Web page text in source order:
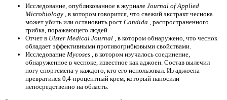
Исследование, опубликованное в журнале Journal of Applied
Microbiology , в котором говорится, что свежий экстракт чеснока
может убить или остановить рост Candida , распространенного
грибка, поражающего людей.
Отчет в Ulster Medical Journal , в котором обнаружено, что чеснок
обладает эффективными противогрибковыми свойствами.
Исследование Mycoses , в котором изучалось соединение,
обнаруженное в чесноке, известное как аджоен. Состав вылечил
ногу спортсмена у каждого, кто его использовал. Из аджоена
превратился 0,4-процентный крем, который наносили
непосредственно на область.